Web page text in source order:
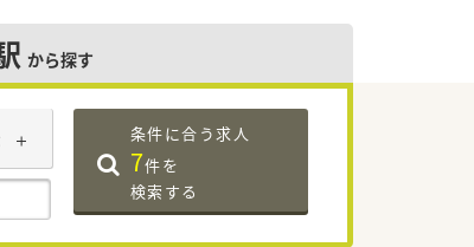
から探す
条件に合う求人
7件を
検索する